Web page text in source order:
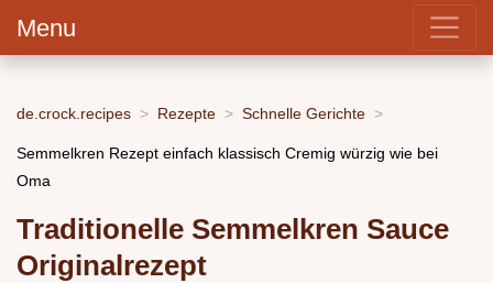
Menu
de.crock.recipes Rezepte Schnelle Gerichte
Semmelkren Rezept einfach klassisch Cremig würzig wie bei
Oma
Traditionelle Semmelkren Sauce
Originalrezept